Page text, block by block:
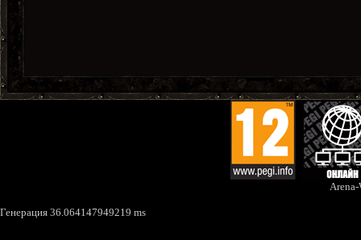
Генерация 36.064147949219 ms